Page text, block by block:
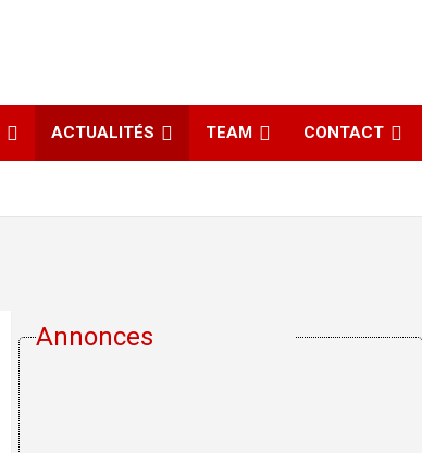
ACTUALITÉS TEAM CONTACT
Annonces